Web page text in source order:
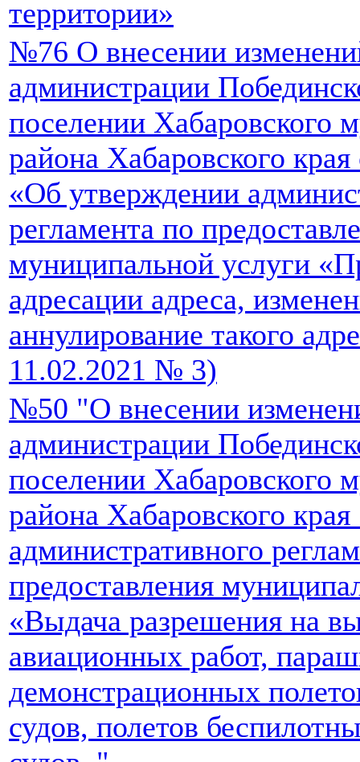
территории»
№76 О внесении
администрации
поселении Хабаровского
района Хабаровского
«Об утверждении
регламента по
муниципальной услуги
адресации адреса,
аннулирование такого
11.02.2021 № 3)
№50 "О внесении
администрации
поселении Хабаровского
района Хабаровского
административного
предоставления
«Выдача разрешения на
авиационных работ,
демонстрационных
судов, полетов